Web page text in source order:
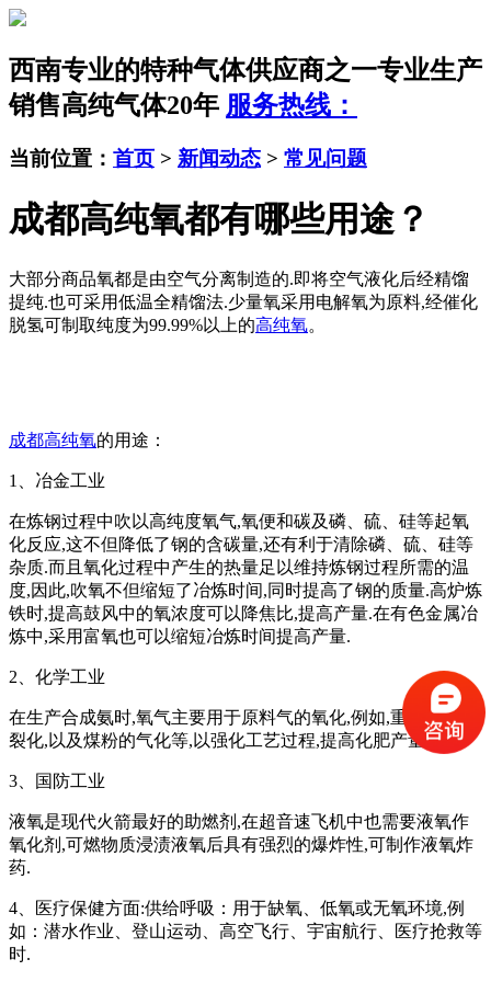
西南专业的特种气体供应商之一专业生产
销售高纯气体20年 服务热线：
当前位置： 首页 > 新闻动态 > 常见问题
成都高纯氧都有哪些用途？
大部分商品氧都是由空气分离制造的.即将空气液化后经精馏
提纯.也可采用低温全精馏法.少量氧采用电解氧为原料,经催化
脱氢可制取纯度为99.99%以上的高纯氧。
成都高纯氧的用途：
1、冶金工业
在炼钢过程中吹以高纯度氧气,氧便和碳及磷、硫、硅等起氧
化反应,这不但降低了钢的含碳量,还有利于清除磷、硫、硅等
杂质.而且氧化过程中产生的热量足以维持炼钢过程所需的温
度,因此,吹氧不但缩短了冶炼时间,同时提高了钢的质量.高炉炼
铁时,提高鼓风中的氧浓度可以降焦比,提高产量.在有色金属冶
炼中,采用富氧也可以缩短冶炼时间提高产量.
2、化学工业
在生产合成氨时,氧气主要用于原料气的氧化,例如,重油的高温
裂化,以及煤粉的气化等,以强化工艺过程,提高化肥产量.
3、国防工业
液氧是现代火箭最好的助燃剂,在超音速飞机中也需要液氧作
氧化剂,可燃物质浸渍液氧后具有强烈的爆炸性,可制作液氧炸
药.
4、医疗保健方面:供给呼吸：用于缺氧、低氧或无氧环境,例
如：潜水作业、登山运动、高空飞行、宇宙航行、医疗抢救等
时.